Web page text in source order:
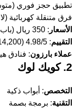
تطبيق حجز فوري (متوسط 2
فرق متنقلة كهربائية
الأسعار : 350 ريال (باب عادي)، 650 ريال (ذكي)
التقييم: 4.98/5 (Trustpilot – 14,200 مراجعة)
عملاء بارزون: فنادق
2. كويك لوك
التخصص: أبواب ذكية
التقنية: برمجة بصمة